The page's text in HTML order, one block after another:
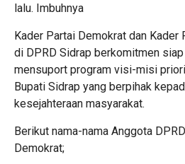
lalu. Imbuhnya
Kader Partai Demokrat dan Kader
di DPRD Sidrap berkomitmen siap
mensuport program visi-misi
Bupati Sidrap yang berpihak
kesejahteraan masyarakat.
Berikut nama-nama Anggota
Demokrat;